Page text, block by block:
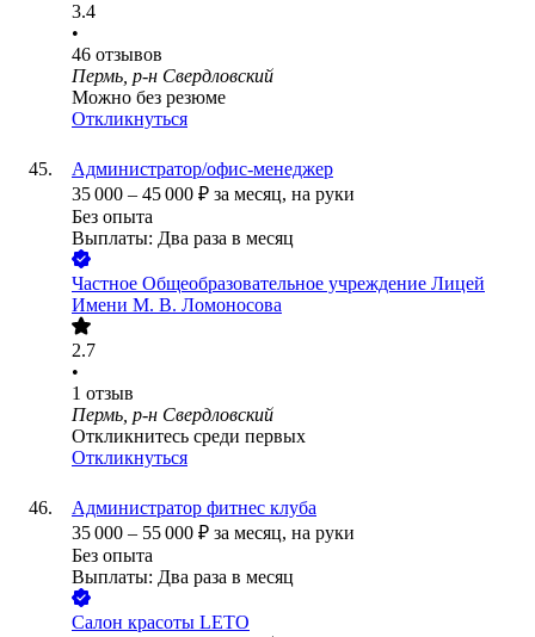
3.4
•
46 отзывов
Пермь, р-н Свердловский
Можно без резюме
Откликнуться
Администратор/офис-менеджер
35 000 – 45 000 ₽ за месяц, на руки
Без опыта
Выплаты: Два раза в месяц
Частное Общеобразовательное учреждение Лицей
Имени М. В. Ломоносова
2.7
•
1 отзыв
Пермь, р-н Свердловский
Откликнитесь среди первых
Откликнуться
Администратор фитнес клуба
35 000 – 55 000 ₽ за месяц, на руки
Без опыта
Выплаты: Два раза в месяц
Салон красоты LETO